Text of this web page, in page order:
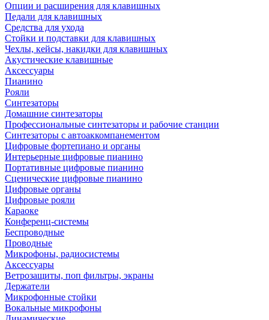
Опции и расширения для клавишных
Педали для клавишных
Средства для ухода
Стойки и подставки для клавишных
Чехлы, кейсы, накидки для клавишных
Акустические клавишные
Аксессуары
Пианино
Рояли
Синтезаторы
Домашние синтезаторы
Профессиональные синтезаторы и рабочие станции
Синтезаторы с автоаккомпанементом
Цифровые фортепиано и органы
Интерьерные цифровые пианино
Портативные цифровые пианино
Сценические цифровые пианино
Цифровые органы
Цифровые рояли
Караоке
Конференц-системы
Беспроводные
Проводные
Микрофоны, радиосистемы
Аксессуары
Ветрозащиты, поп фильтры, экраны
Держатели
Микрофонные стойки
Вокальные микрофоны